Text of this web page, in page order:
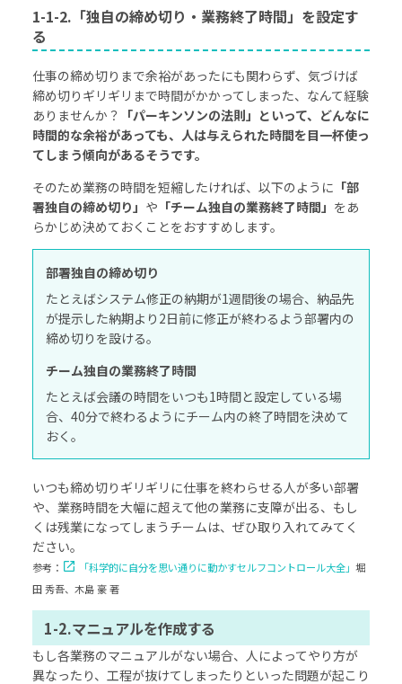
1-1-2.「独自の締め切り・業務終了時間」を設定す
る
仕事の締め切りまで余裕があったにも関わらず、気づけば
締め切りギリギリまで時間がかかってしまった、なんて経験
ありませんか？
「パーキンソンの法則」といって、どんなに
時間的な余裕があっても、人は与えられた時間を目一杯使っ
てしまう傾向があるそうです。
そのため業務の時間を短縮したければ、以下のように 「部
署独自の締め切り」 や 「チーム独自の業務終了時間」 をあ
らかじめ決めておくことをおすすめします。
部署独自の締め切り
たとえばシステム修正の納期が1週間後の場合、納品先
が提示した納期より2日前に修正が終わるよう部署内の
締め切りを設ける。
チーム独自の業務終了時間
たとえば会議の時間をいつも1時間と設定している場
合、40分で終わるようにチーム内の終了時間を決めて
おく。
いつも締め切りギリギリに仕事を終わらせる人が多い部署
や、業務時間を大幅に超えて他の業務に支障が出る、もし
くは残業になってしまうチームは、ぜひ取り入れてみてく
ださい。
参考： 「科学的に自分を思い通りに動かすセルフコントロール大全」 堀
田 秀吾、木島 豪 著
1-2.マニュアルを作成する
もし各業務のマニュアルがない場合、人によってやり方が
異なったり、工程が抜けてしまったりといった問題が起こり